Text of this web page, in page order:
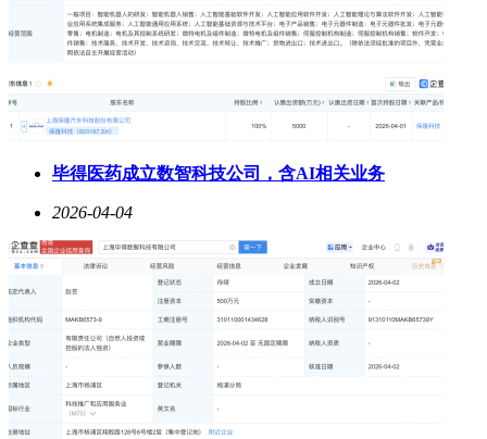
毕得医药成立数智科技公司，含AI相关业务
2026-04-04